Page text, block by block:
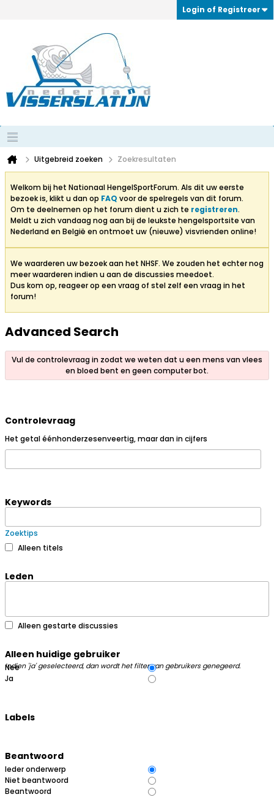
Login of Registreer
Uitgebreid zoeken Zoekresultaten
Welkom bij het Nationaal HengelSportForum. Als dit uw eerste
bezoek is, klikt u dan op FAQ voor de spelregels van dit forum.
Om te deelnemen op het forum dient u zich te registreren.
Meldt u zich vandaag nog aan bij de leukste hengelsportsite van
Nederland en België en ontmoet uw (nieuwe) visvrienden online!
We waarderen uw bezoek aan het NHSF. We zouden het echter nog
meer waarderen indien u aan de discussies meedoet.
Dus kom op, reageer op een vraag of stel zelf een vraag in het
forum!
Advanced Search
Vul de controlevraag in zodat we weten dat u een mens van vlees
en bloed bent en geen computer bot.
Controlevraag
Het getal éénhonderzesenveertig, maar dan in cijfers
Keywords
Zoektips
Alleen titels
Leden
Alleen gestarte discussies
Alleen huidige gebruiker
Indien 'ja' geselecteerd, dan wordt het filter van gebruikers genegeerd.
Nee
Ja
Labels
Beantwoord
Ieder onderwerp
Niet beantwoord
Beantwoord